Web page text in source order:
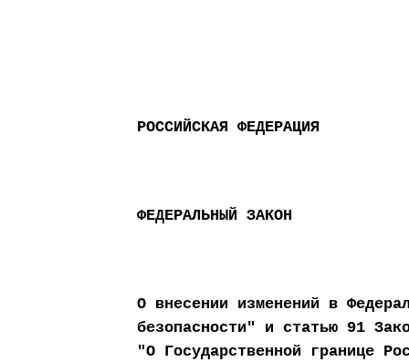
РОССИЙСКАЯ ФЕДЕРАЦИЯ
ФЕДЕРАЛЬНЫЙ ЗАКОН
О внесении изменений в
безопасности" и статью 91
"О Государственной границе